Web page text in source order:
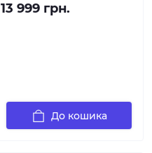
13 999 грн.
До кошика